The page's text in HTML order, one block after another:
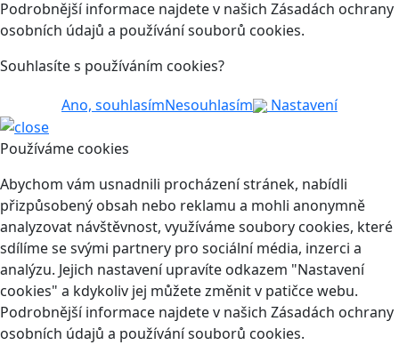
Podrobnější informace najdete v našich Zásadách ochrany
osobních údajů a používání souborů cookies.
Souhlasíte s používáním cookies?
Ano, souhlasímNesouhlasím Nastavení
Používáme cookies
Abychom vám usnadnili procházení stránek, nabídli
přizpůsobený obsah nebo reklamu a mohli anonymně
analyzovat návštěvnost, využíváme soubory cookies, které
sdílíme se svými partnery pro sociální média, inzerci a
analýzu. Jejich nastavení upravíte odkazem "Nastavení
cookies" a kdykoliv jej můžete změnit v patičce webu.
Podrobnější informace najdete v našich Zásadách ochrany
osobních údajů a používání souborů cookies.